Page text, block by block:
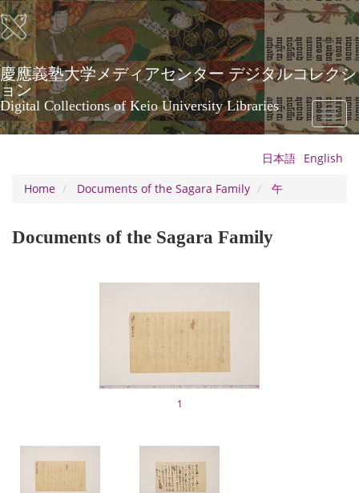
Skip
to
main
content
慶應義塾大学メディアセンター デジタルコレクシ
ョン
Digital Collections of Keio University Libraries
Toggle
日本語 English
Home
Documents of the Sagara Family 午
Documents of the Sagara Family
1